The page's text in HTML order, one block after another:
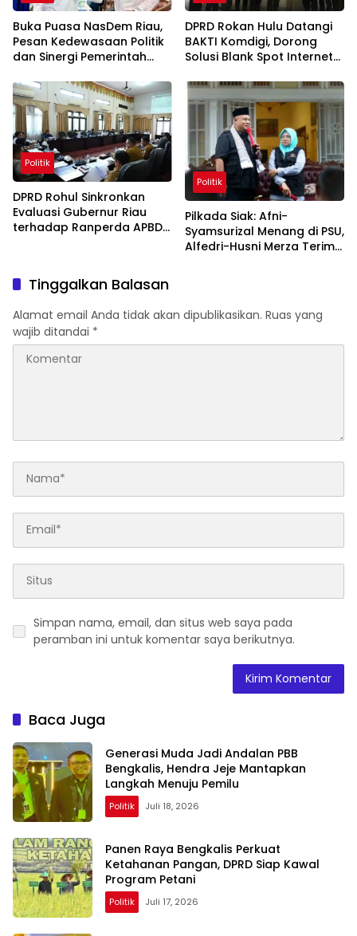
Buka Puasa NasDem Riau,
Pesan Kedewasaan Politik
dan Sinergi Pemerintah
DPRD Rokan Hulu Datangi
BAKTI Komdigi, Dorong
Solusi Blank Spot Internet
Politik
DPRD Rohul Sinkronkan
Evaluasi Gubernur Riau
terhadap Ranperda APBD
Politik
Pilkada Siak: Afni-
Syamsurizal Menang di PSU,
Alfedri-Husni Merza Terima
Tinggalkan Balasan
Alamat email Anda tidak akan dipublikasikan. Ruas yang
wajib ditandai *
Simpan nama, email, dan situs web saya pada
peramban ini untuk komentar saya berikutnya.
Baca Juga
Generasi Muda Jadi Andalan PBB
Bengkalis, Hendra Jeje Mantapkan
Langkah Menuju Pemilu
Politik Juli 18, 2026
Panen Raya Bengkalis Perkuat
Ketahanan Pangan, DPRD Siap Kawal
Program Petani
Politik Juli 17, 2026